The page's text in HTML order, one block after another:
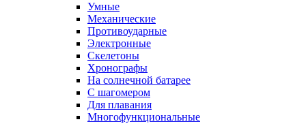
Умные
Механические
Противоударные
Электронные
Скелетоны
Хронографы
На солнечной батарее
С шагомером
Для плавания
Многофункциональные